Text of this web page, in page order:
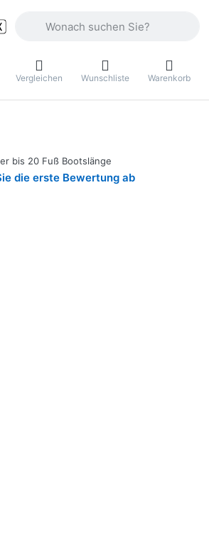
Vergleichen Wunschliste Warenkorb
bis 20 Fuß Bootslänge
die erste Bewertung ab